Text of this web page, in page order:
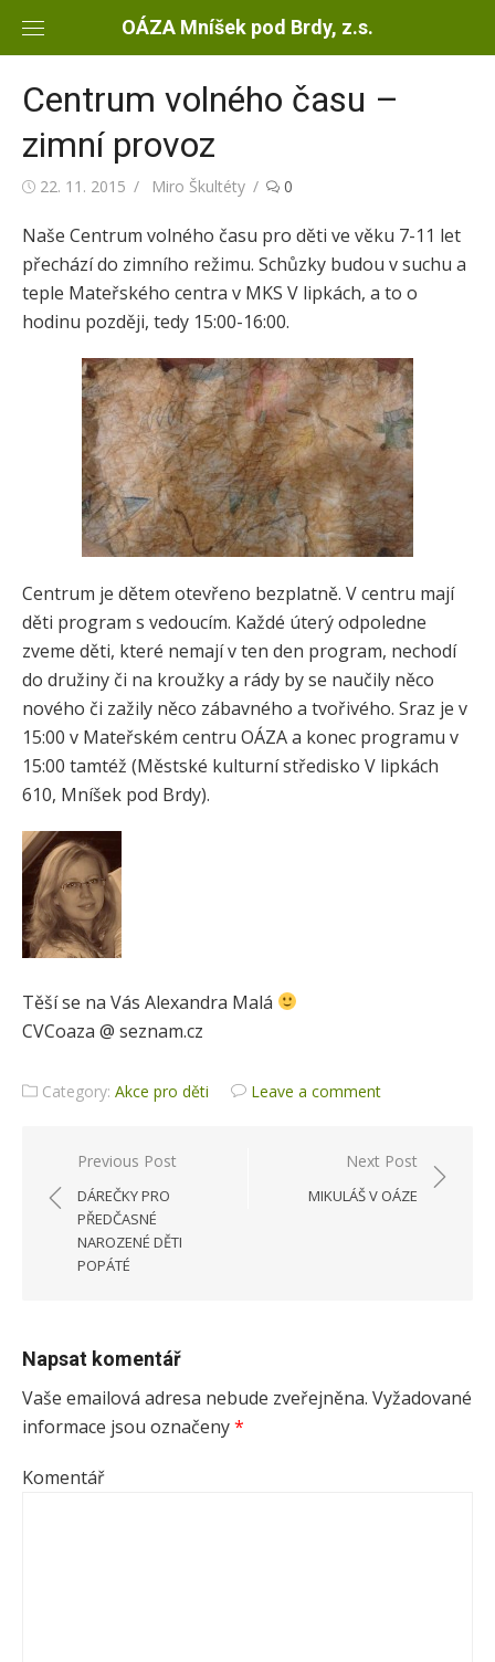
OÁZA Mníšek pod Brdy, z.s.
Centrum volného času –
zimní provoz
Posted
22. 11. 2015 Author
Miro Škultéty 0
Naše Centrum volného času pro děti ve věku 7-11 let
přechází do zimního režimu. Schůzky budou v suchu a
teple Mateřského centra v MKS V lipkách, a to o
hodinu později, tedy 15:00-16:00.
Centrum je dětem otevřeno bezplatně. V centru mají
děti program s vedoucím. Každé úterý odpoledne
zveme děti, které nemají v ten den program, nechodí
do družiny či na kroužky a rády by se naučily něco
nového či zažily něco zábavného a tvořivého. Sraz je v
15:00 v Mateřském centru OÁZA a konec programu v
15:00 tamtéž (Městské kulturní středisko V lipkách
610, Mníšek pod Brdy).
Těší se na Vás Alexandra Malá
CVCoaza @ seznam.cz
Category: Akce pro děti Leave a comment
Navigace
pro
příspěvek
Previous Post
DÁREČKY PRO
PŘEDČASNÉ
NAROZENÉ DĚTI
POPÁTÉ
Next Post
MIKULÁŠ V OÁZE
Napsat komentář
Vaše emailová adresa nebude zveřejněna. Vyžadované
informace jsou označeny*
Komentář